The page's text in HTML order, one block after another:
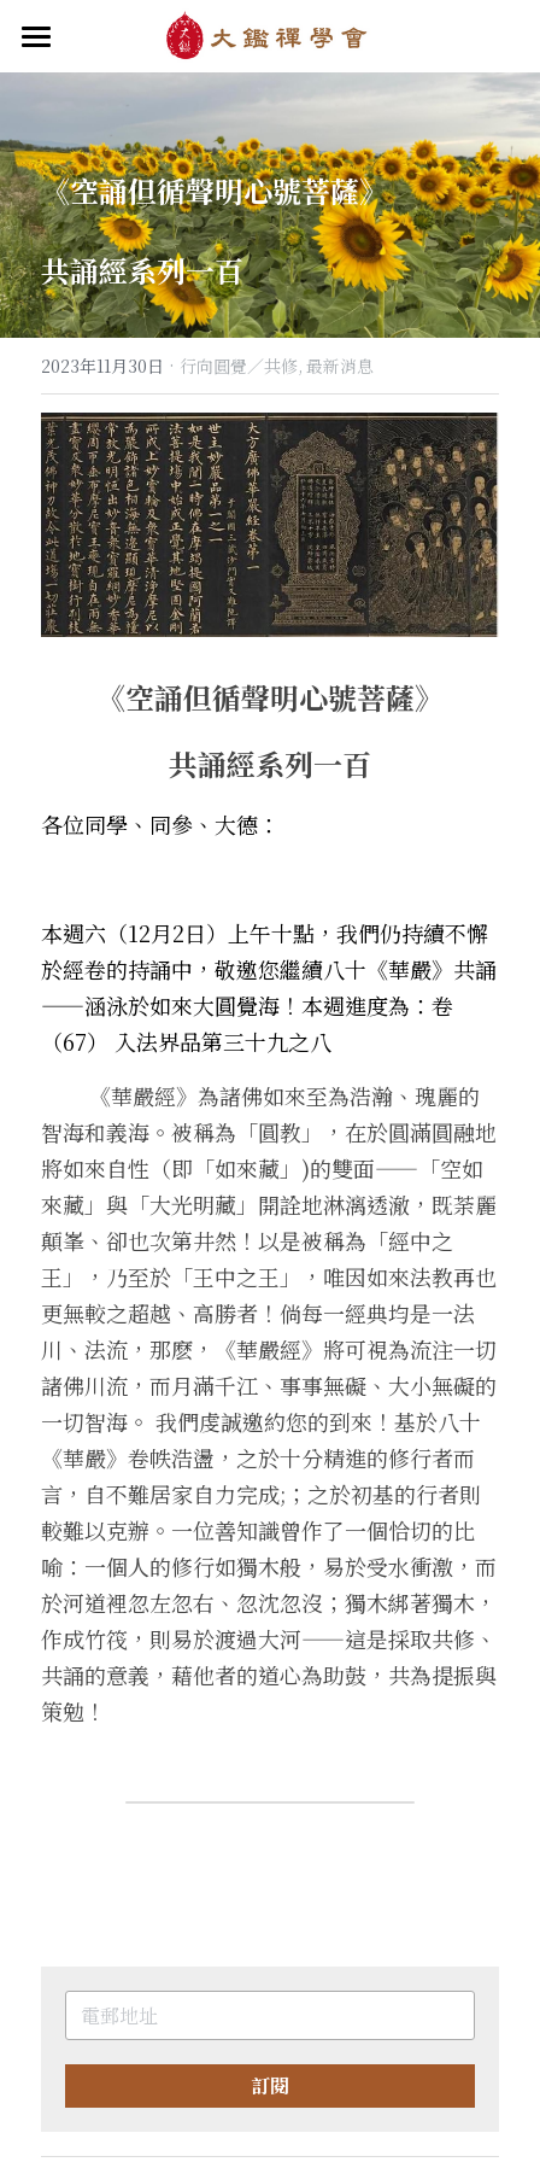
首頁
關於大鑑
成立緣起與宗旨
關於大鑑禪堂
道場內景
入會申請
大鑑導師
禪行者簡介
．梁寒衣
自畫像
．兩座山之間
．華嚴初始
．雨季，兩個旅人
．花開最末
．杏葉詩
．閱讀與人生（上）——談閱讀對自我生
．閱讀與人生（下）——談閱讀對自我生
．挑戰自我的魅力
．黃昏之悸
．死生流注
．刺桐心木
．聽聽，隔山的道人！
梁寒衣著作（書目/序/評論）
他方之眼（報導/評論/學術研究）
最新消息/課程
芳嚴無涯/消息・活動
行向圓覺/課程・共修
教法/文章/思潮
華嚴智海/教觀、禪觀
宗門之眼/經藏之美
拄杖在手
拄杖在手/論文・演講・座談・開示
拄杖在手/隨身法藏
寒雪付衣/散文・詩歌・偈贊
薔薇與棘原/現代小說・寓言小說・佛化小說
影之聲/電影內外觀
道在一切/影音
光光交會/導介・轉載
線上聆聽
【道德經】
【勝鬘經】
行道瓔珞
感思與洄瀾
千眼書屋/書籍．作品
搜索
《空誦但循聲明心號菩薩》
共誦經系列一百
2023年11月30日 · 行向圓覺／共修, 最新消息
《空誦但循聲明心號菩薩》
共誦經系列一百
各位同學、同參、大德：
本週六（12月2日）上午十點，我們仍持續不懈
於經卷的持誦中，敬邀您繼續八十《華嚴》共誦
——涵泳於如來大圓覺海！本週進度為：卷
（67）
入法界品第三十九之八
智海和義海。被稱為「圓教」，在於圓滿圓融地
將如來自性（即「如來藏」)的雙面——「空如
來藏」與「大光明藏」開詮地淋漓透澈，既荼麗
顛峯、卻也次第井然！以是被稱為「經中之
王」，乃至於「王中之王」，唯因如來法教再也
更無較之超越、高勝者！倘每一經典均是一法
川、法流，那麽，《華嚴經》將可視為流注一切
諸佛川流，而月滿千江、事事無礙、大小無礙的
一切智海。 我們虔誠邀約您的到來！基於八十
《華嚴》卷帙浩盪，之於十分精進的修行者而
言，自不難居家自力完成;；之於初基的行者則
較難以克辦。一位善知識曾作了一個恰切的比
喻：一個人的修行如獨木般，易於受水衝激，而
於河道裡忽左忽右、忽沈忽沒；獨木綁著獨木，
作成竹筏，則易於渡過大河——這是採取共修、
共誦的意義，藉他者的道心為助鼓，共為提振與
策勉！
訂閱